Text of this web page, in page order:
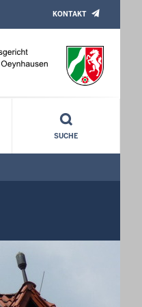
KONTAKT
SUCHE